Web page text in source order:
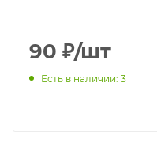
90 ₽/шт
Есть в наличии: 3